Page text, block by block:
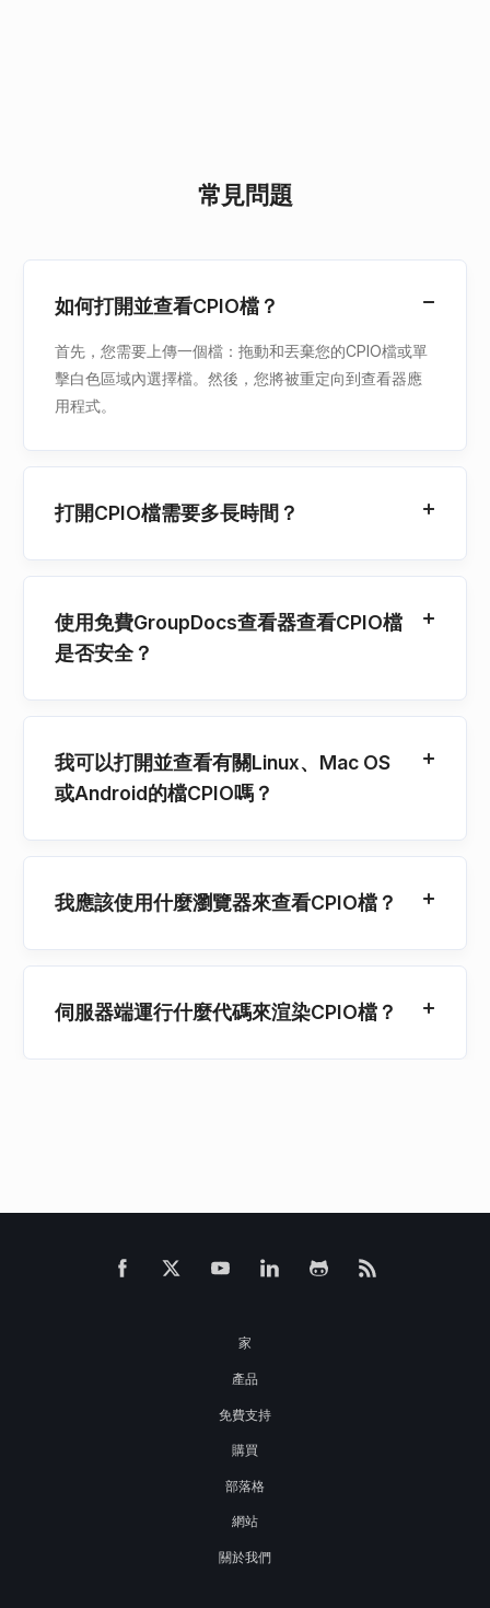
常見問題
如何打開並查看CPIO檔？
首先，您需要上傳一個檔：拖動和丟棄您的CPIO檔或單
擊白色區域內選擇檔。然後，您將被重定向到查看器應
用程式。
打開CPIO檔需要多長時間？
使用免費GroupDocs查看器查看CPIO檔
是否安全？
我可以打開並查看有關Linux、Mac OS
或Android的檔CPIO嗎？
我應該使用什麼瀏覽器來查看CPIO檔？
伺服器端運行什麼代碼來渲染CPIO檔？
家
產品
免費支持
購買
部落格
網站
關於我們